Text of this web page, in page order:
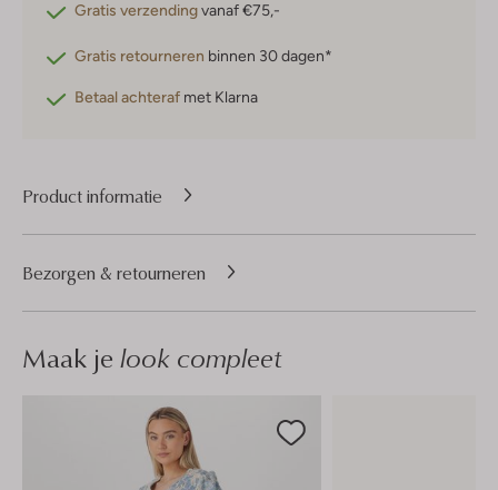
Gratis verzendingvanaf €75,-
Gratis retourneren binnen 30 dagen*
Betaal achteraf met Klarna
Product informatie
Bezorgen & retourneren
Maak je look compleet